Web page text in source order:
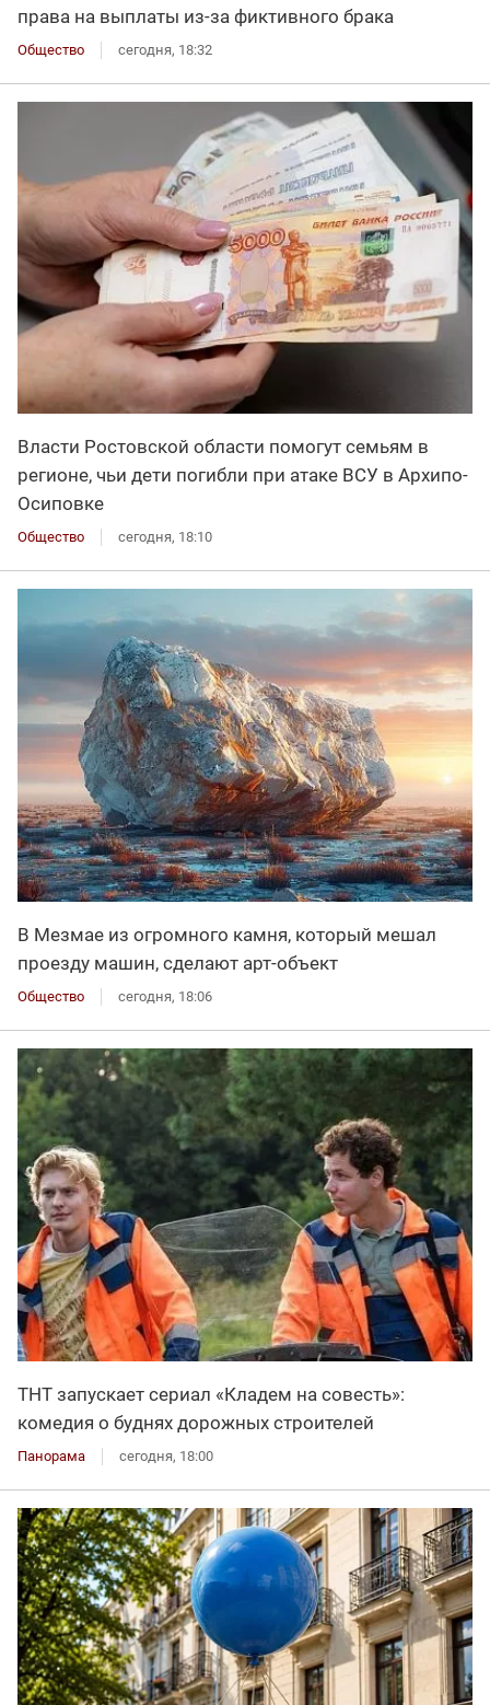
права на выплаты из-за фиктивного брака
Общество сегодня, 18:32
Власти Ростовской области помогут семьям в
регионе, чьи дети погибли при атаке ВСУ в Архипо-
Осиповке
Общество сегодня, 18:10
В Мезмае из огромного камня, который мешал
проезду машин, сделают арт-объект
Общество сегодня, 18:06
ТНТ запускает сериал «Кладем на совесть»:
комедия о буднях дорожных строителей
Панорама сегодня, 18:00